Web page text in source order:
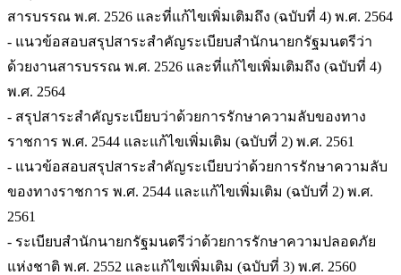
สารบรรณ พ.ศ. 2526 และที่แก้ไขเพิ่มเติมถึง (ฉบับที่ 4) พ.ศ. 2564
- แนวข้อสอบสรุปสาระสำคัญระเบียบสำนักนายกรัฐมนตรีว่า
ด้วยงานสารบรรณ พ.ศ. 2526 และที่แก้ไขเพิ่มเติมถึง (ฉบับที่ 4)
พ.ศ. 2564
- สรุปสาระสำคัญระเบียบว่าด้วยการรักษาความลับของทาง
ราชการ พ.ศ. 2544 และแก้ไขเพิ่มเติม (ฉบับที่ 2) พ.ศ. 2561
- แนวข้อสอบสรุปสาระสำคัญระเบียบว่าด้วยการรักษาความลับ
ของทางราชการ พ.ศ. 2544 และแก้ไขเพิ่มเติม (ฉบับที่ 2) พ.ศ.
2561
- ระเบียบสำนักนายกรัฐมนตรีว่าด้วยการรักษาความปลอดภัย
แห่งชาติ พ.ศ. 2552 และแก้ไขเพิ่มเติม (ฉบับที่ 3) พ.ศ. 2560